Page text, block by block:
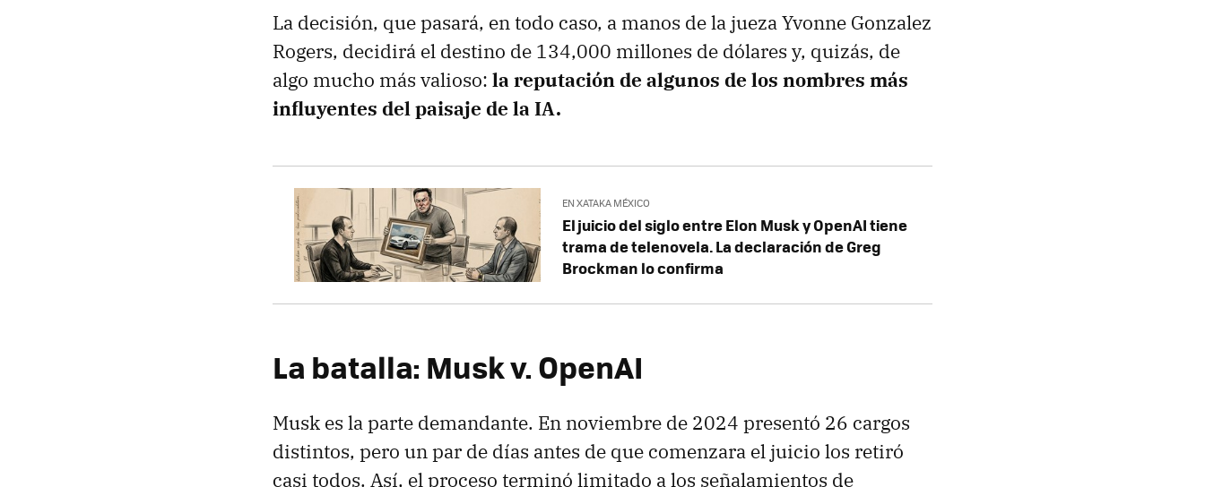
La decisión, que pasará, en todo caso, a manos de la jueza Yvonne Gonzalez
Rogers, decidirá el destino de 134,000 millones de dólares y, quizás, de
algo mucho más valioso: la reputación de algunos de los nombres más
influyentes del paisaje de la IA.
EN XATAKA MÉXICO
El juicio del siglo entre Elon Musk y OpenAI tiene
trama de telenovela. La declaración de Greg
Brockman lo confirma
La batalla: Musk v. OpenAI
Musk es la parte demandante. En noviembre de 2024 presentó 26 cargos
distintos, pero un par de días antes de que comenzara el juicio los retiró
casi todos. Así, el proceso terminó limitado a los señalamientos de